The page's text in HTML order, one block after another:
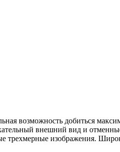
возможность добиться
внешний вид и
изображения.